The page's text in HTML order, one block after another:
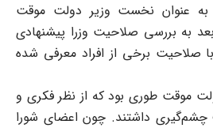
به عنوان نخست وزیر دولت موقت
به بررسی صلاحیت وزرا پیشنهادی
صلاحیت برخی از افراد معرفی شده
موقت طوری بود که از نظر فکری و
داشتند. چون اعضای شورا